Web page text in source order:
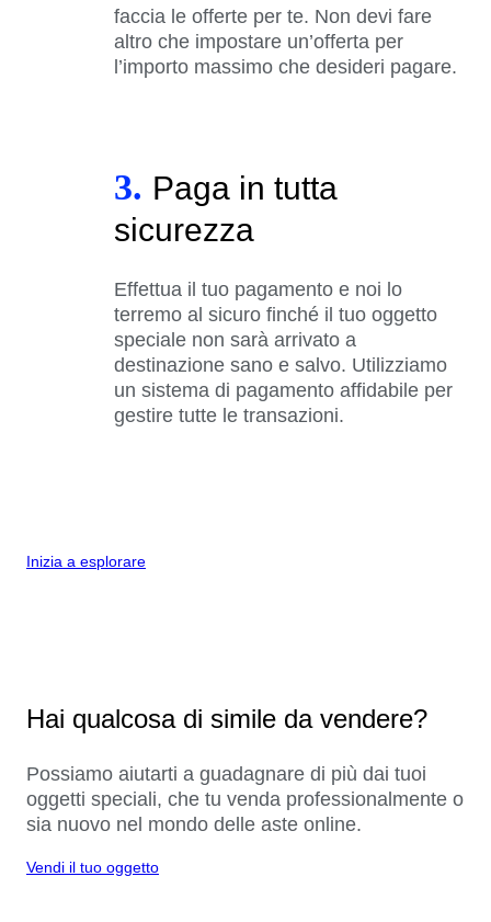
faccia le offerte per te. Non devi fare
altro che impostare un’offerta per
l’importo massimo che desideri pagare.
3. Paga in tutta
sicurezza
Effettua il tuo pagamento e noi lo
terremo al sicuro finché il tuo oggetto
speciale non sarà arrivato a
destinazione sano e salvo. Utilizziamo
un sistema di pagamento affidabile per
gestire tutte le transazioni.
Inizia a esplorare
Hai qualcosa di simile da vendere?
Possiamo aiutarti a guadagnare di più dai tuoi
oggetti speciali, che tu venda professionalmente o
sia nuovo nel mondo delle aste online.
Vendi il tuo oggetto